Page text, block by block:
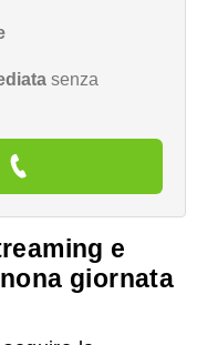
senza
e
giornata